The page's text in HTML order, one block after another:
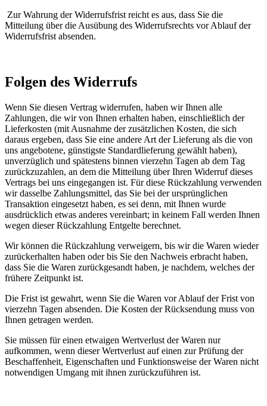
Zur Wahrung der Widerrufsfrist reicht es aus, dass Sie die
Mitteilung über die Ausübung des Widerrufsrechts vor Ablauf der
Widerrufsfrist absenden.
Folgen des Widerrufs
Wenn Sie diesen Vertrag widerrufen, haben wir Ihnen alle
Zahlungen, die wir von Ihnen erhalten haben, einschließlich der
Lieferkosten (mit Ausnahme der zusätzlichen Kosten, die sich
daraus ergeben, dass Sie eine andere Art der Lieferung als die von
uns angebotene, günstigste Standardlieferung gewählt haben),
unverzüglich und spätestens binnen vierzehn Tagen ab dem Tag
zurückzuzahlen, an dem die Mitteilung über Ihren Widerruf dieses
Vertrags bei uns eingegangen ist. Für diese Rückzahlung verwenden
wir dasselbe Zahlungsmittel, das Sie bei der ursprünglichen
Transaktion eingesetzt haben, es sei denn, mit Ihnen wurde
ausdrücklich etwas anderes vereinbart; in keinem Fall werden Ihnen
wegen dieser Rückzahlung Entgelte berechnet.
Wir können die Rückzahlung verweigern, bis wir die Waren wieder
zurückerhalten haben oder bis Sie den Nachweis erbracht haben,
dass Sie die Waren zurückgesandt haben, je nachdem, welches der
frühere Zeitpunkt ist.
Die Frist ist gewahrt, wenn Sie die Waren vor Ablauf der Frist von
vierzehn Tagen absenden. Die Kosten der Rücksendung muss von
Ihnen getragen werden.
Sie müssen für einen etwaigen Wertverlust der Waren nur
aufkommen, wenn dieser Wertverlust auf einen zur Prüfung der
Beschaffenheit, Eigenschaften und Funktionsweise der Waren nicht
notwendigen Umgang mit ihnen zurückzuführen ist.